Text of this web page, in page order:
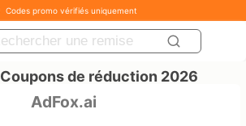
Codes promo vérifiés uniquement
Coupons de réduction 2026
AdFox.ai